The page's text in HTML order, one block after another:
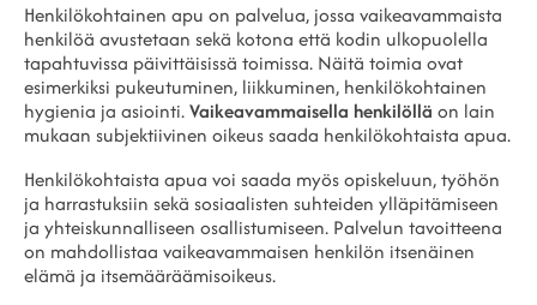
Henkilökohtainen apu on palvelua, jossa vaikeavammaista
henkilöä avustetaan sekä kotona että kodin ulkopuolella
tapahtuvissa päivittäisissä toimissa. Näitä toimia ovat
esimerkiksi pukeutuminen, liikkuminen, henkilökohtainen
hygienia ja asiointi.Vaikeavammaisella henkilöllä on lain
mukaan subjektiivinen oikeus saada henkilökohtaista apua.
Henkilökohtaista apua voi saada myös opiskeluun, työhön
ja harrastuksiin sekä sosiaalisten suhteiden ylläpitämiseen
ja yhteiskunnalliseen osallistumiseen. Palvelun tavoitteena
on mahdollistaa vaikeavammaisen henkilön itsenäinen
elämä ja itsemääräämisoikeus.